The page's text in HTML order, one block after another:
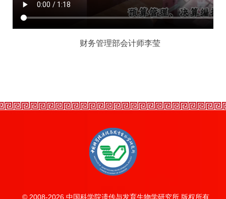
财务管理部会计师李莹
© 2008-2026 中国科学院遗传与发育生物学研究所 版权所有